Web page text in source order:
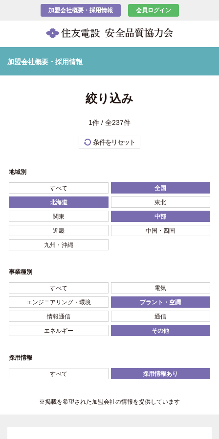
加盟会社概要・採用情報 会員ログイン
加盟会社概要・採用情報
絞り込み
1件 / 全237件
条件をリセット
地域別
すべて 全国
北海道 東北
関東 中部
近畿 中国・四国
九州・沖縄
事業種別
すべて 電気
エンジニアリング・環境 プラント・空調
情報通信 通信
エネルギー その他
採用情報
すべて 採用情報あり
※掲載を希望された加盟会社の情報を提供しています